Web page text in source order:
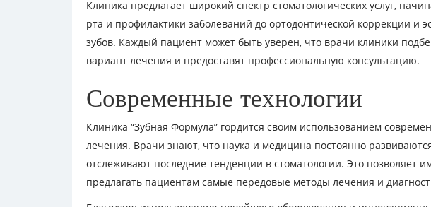
Клиника предлагает широкий спектр стоматологических услуг,
рта и профилактики заболеваний до ортодонтической коррекции и
зубов. Каждый пациент может быть уверен, что врачи клиники
вариант лечения и предоставят профессиональную консультацию.
Современные технологии
Клиника “Зубная Формула” гордится своим использованием
лечения. Врачи знают, что наука и медицина постоянно
отслеживают последние тенденции в стоматологии. Это позволяет
предлагать пациентам самые передовые методы лечения и